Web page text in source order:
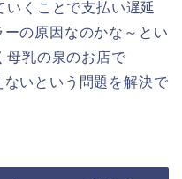
いくことで支払い遅延
の原因なのかな～とい
母乳の泉のお店で
いという問題を解決で